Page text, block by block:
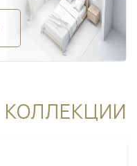
КОЛЛЕКЦИИ